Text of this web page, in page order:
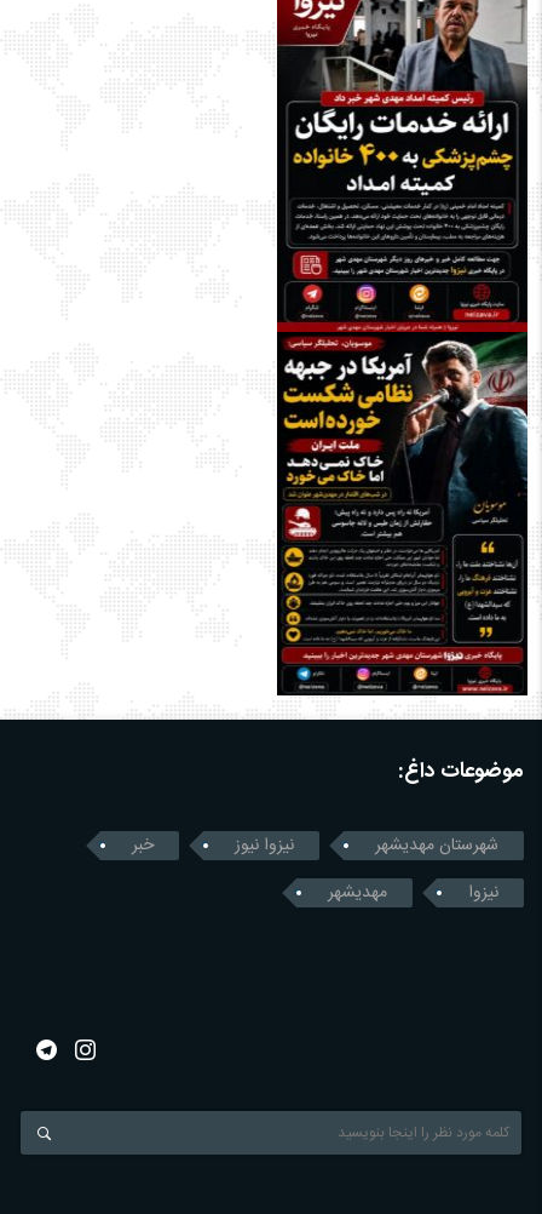
موضوعات داغ:
شهرستان مهدیشهر نیزوا نیوز
خبر
نیزوا
مهدیشهر